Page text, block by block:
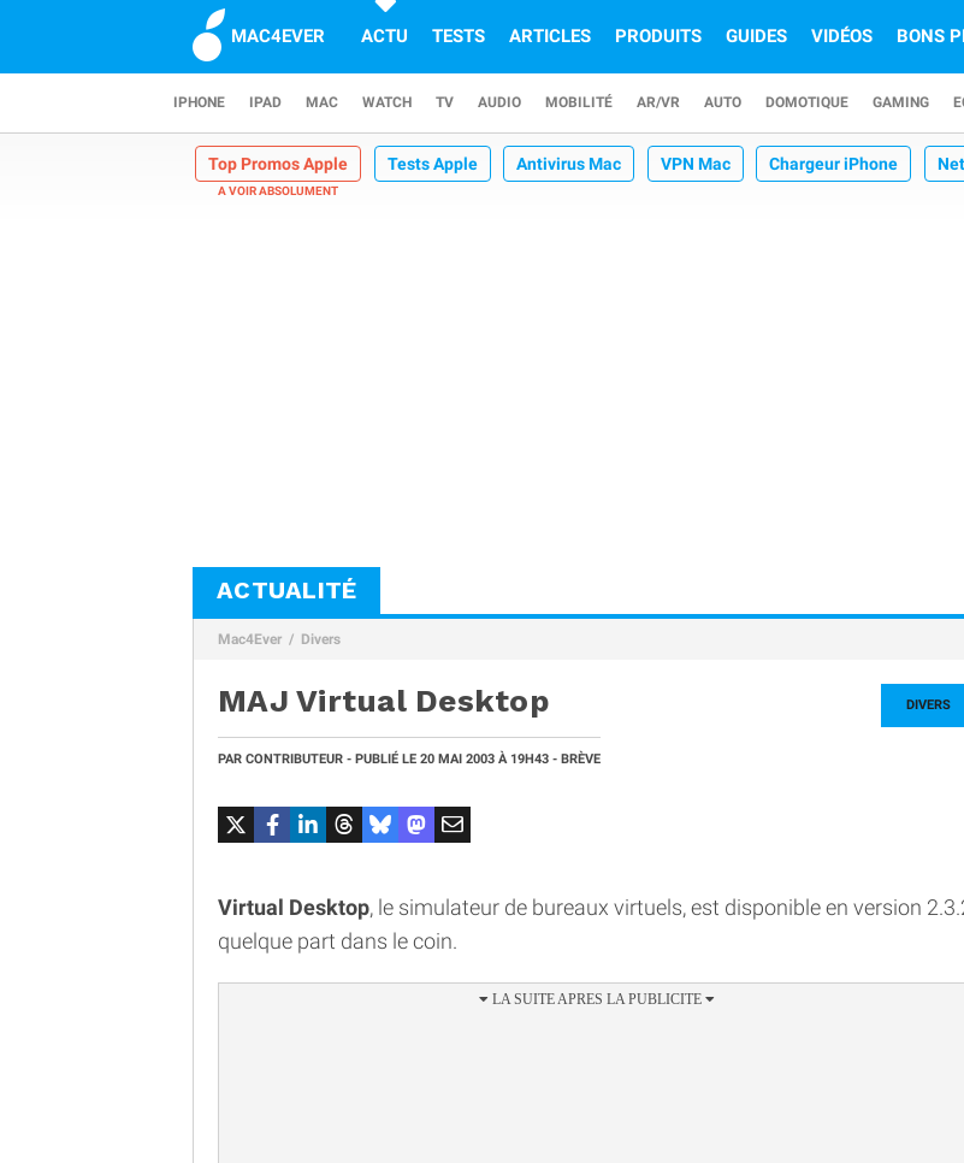
MAC4EVER ACTU TESTS ARTICLES PRODUITS GUIDES VIDÉOS BONS
IPHONE IPAD MAC WATCH TV AUDIO MOBILITÉ AR/VR AUTO DOMOTIQUE GAMING
Top Promos Apple Tests Apple Antivirus Mac VPN Mac Chargeur iPhone
ACTUALITÉ
Mac4Ever Divers
DIVERS
MAJ Virtual Desktop
PAR CONTRIBUTEUR - PUBLIÉ LE 20 MAI 2003 À 19H43 - BRÈVE
Virtual Desktop, le simulateur de bureaux virtuels, est disponible en version
quelque part dans le coin.